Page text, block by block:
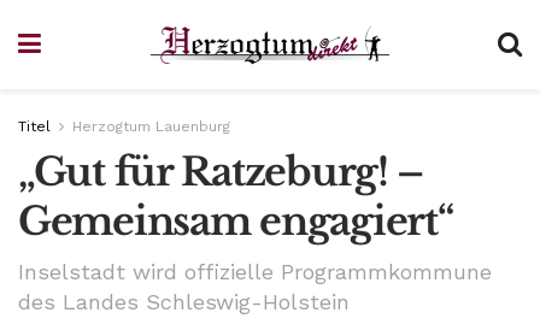
Titel Herzogtum Lauenburg
„Gut für Ratzeburg! –
Gemeinsam engagiert“
Inselstadt wird offizielle Programmkommune
des Landes Schleswig-Holstein